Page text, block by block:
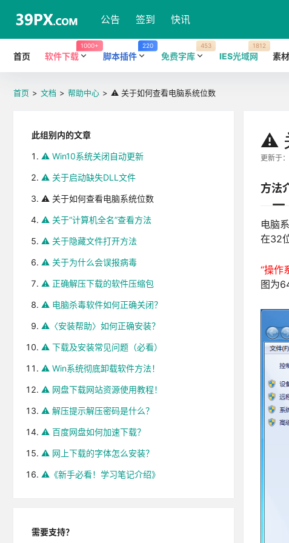
公告 签到 快讯
首页 软件下载
1000+
脚本插件
220
免费字库
453
IES光域网
1812
素
首页 > 文档 > 帮助中心 > ⚠️ 关于如何查看电脑系统位数
此组别内的文章
⚠️ Win10系统关闭自动更新
⚠️ 关于启动缺失DLL文件
⚠️ 关于如何查看电脑系统位数
⚠️ 关于“计算机全名”查看方法
⚠️ 关于隐藏文件打开方法
⚠️ 关于为什么会误报病毒
⚠️ 正确解压下载的软件压缩包
⚠️ 电脑杀毒软件如何正确关闭？
⚠️〈安装帮助〉如何正确安装？
⚠️ 下载及安装常见问题（必看）
⚠️ Win系统彻底卸载软件方法！
⚠️ 网盘下载网站资源使用教程！
⚠️ 解压提示解压密码是什么？
⚠️ 百度网盘如何加速下载？
⚠️ 网上下载的字体怎么安装？
⚠️《新手必看！学习笔记介绍》
需要支持？
⚠️
更新于
方法
电脑
在32
“操作
图为